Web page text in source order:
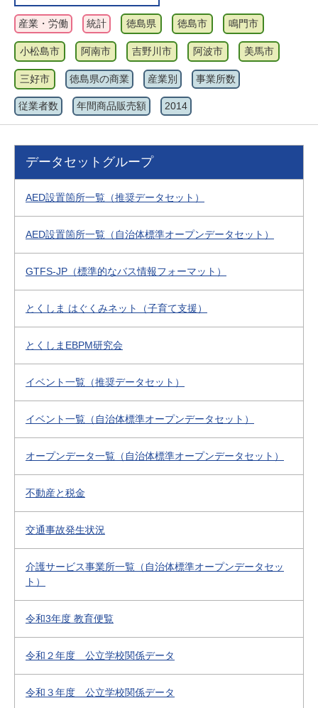
産業・労働 統計 徳島県 徳島市 鳴門市
小松島市 阿南市 吉野川市 阿波市 美馬市
三好市 徳島県の商業 産業別 事業所数
従業者数 年間商品販売額 2014
データセットグループ
AED設置箇所一覧（推奨データセット）
AED設置箇所一覧（自治体標準オープンデータセット）
GTFS-JP（標準的なバス情報フォーマット）
とくしま はぐくみネット（子育て支援）
とくしまEBPM研究会
イベント一覧（推奨データセット）
イベント一覧（自治体標準オープンデータセット）
オープンデータ一覧（自治体標準オープンデータセット）
不動産と税金
交通事故発生状況
介護サービス事業所一覧（自治体標準オープンデータセッ
ト）
令和3年度 教育便覧
令和２年度 公立学校関係データ
令和３年度 公立学校関係データ